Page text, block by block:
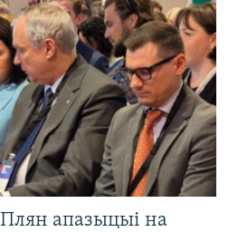
апазыцыі на